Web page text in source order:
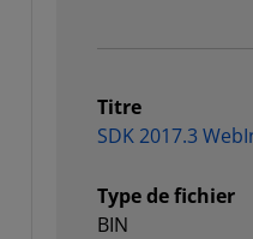
Titre
SDK 2017.3
Type de fichier
BIN